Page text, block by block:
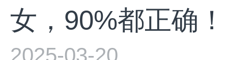
女，90%都正确！
2025-03-20